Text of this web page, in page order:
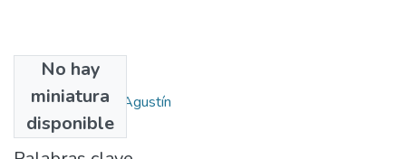
No hay
miniatura
disponible
Autores
Barberis, Manuel Agustín